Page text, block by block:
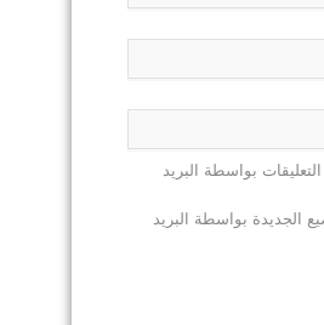
بواسطة البريد
الجديدة بواسطة البريد